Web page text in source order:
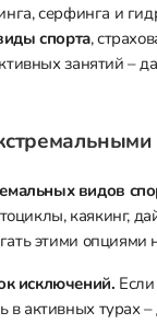
серфинга и
спорта,
занятий –
видов
каякинг,
этими опциями
исключений.
активных турах